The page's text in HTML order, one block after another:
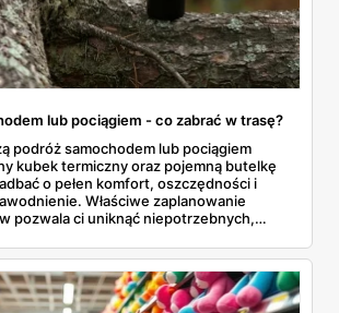
lub pociągiem - co zabrać w trasę?
podróż samochodem lub pociągiem
kubek termiczny oraz pojemną butelkę
o pełen komfort, oszczędności i
Właściwe zaplanowanie
pozwala ci uniknąć niepotrzebnych,
napojów w wagonach
Połączenie funkcji, jakie oferuje dobrze
z gorącą kawą oraz niezawodna
tworzy idealny, podróżny zestaw. Dzięki